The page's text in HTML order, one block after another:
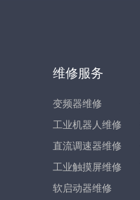
维修服务
变频器维修
工业机器人维修
直流调速器维修
工业触摸屏维修
软启动器维修